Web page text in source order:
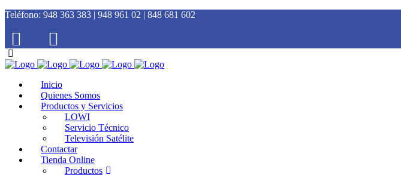
Teléfono: 948 363 383 | 948 961 02 | 848 681 602
Inicio
Quienes Somos
Productos y Servicios
LOWI
Servicio Técnico
Televisión Satélite
Contactar
Tienda Online
Productos